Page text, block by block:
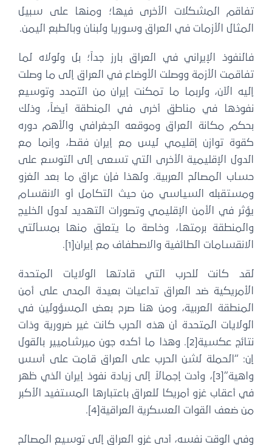
المشكلات الأخرى فيها؛ ومنها على سبيل
الأزمات في العراق وسوريا ولبنان وبالطبع اليمن.
الإيراني في العراق بارز جداً؛ بل ولولاه لما
الأزمة ووصلت الأوضاع في العراق إلى ما وصلت
الآن، ولربما ما تمكنت إيران من التمدد وتوسيع
في مناطق أخرى في المنطقة أيضاً، وذلك
مكانة العراق وموقعه الجغرافي والأهم دوره
توازن إقليمي ليس مع إيران فقط، وإنما مع
الإقليمية الأخرى التي تسعى إلى التوسع على
المصالح العربية. ولهذا فإن عراق ما بعد الغزو
السياسي من حيث التكامل أو الانقسام
في الأمن الإقليمي وتصورات التهديد لدول الخليج
برمتها، وخاصة ما يتعلق منها بمسألتي
الطائفية والاصطفاف مع إيران[1].
كانت للحرب التي قادتها الولايات المتحدة
ضد العراق تداعيات بعيدة المدى على أمن
العربية، ومن هنا صرح بعض المسؤولين في
المتحدة أن هذه الحرب كانت غير ضرورية وذات
نتائج عكسية[2]. وهذا ما أكده جون ميرشاميير بالقول
“الحملة لشن الحرب على العراق قامت على أسس
واهية”[3]، وأدت إجمالاً إلى زيادة نفوذ إيران الذي ظهر
أعقاب غزو أمريكا للعراق باعتبارها المستفيد الأكبر
ضعف ​​القوات العسكرية العراقية[4].
الوقت نفسه، أدى غزو العراق إلى توسيع المصالح